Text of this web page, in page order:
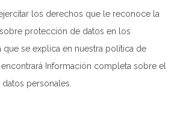
los derechos que le reconoce la
protección de datos en los
se explica en nuestra política de
Información completa sobre el
personales.
campo vacío.